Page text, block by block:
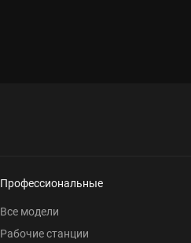
Профессиональные
Все модели
Рабочие станции